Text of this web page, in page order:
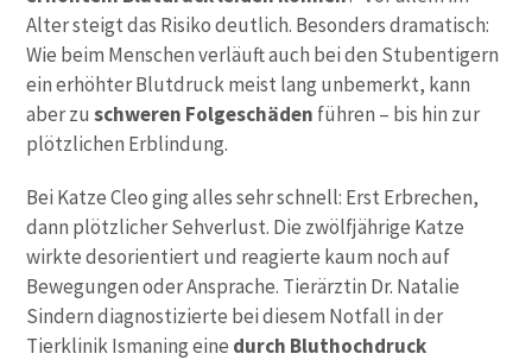
Alter steigt das Risiko deutlich. Besonders dramatisch:
Wie beim Menschen verläuft auch bei den Stubentigern
ein erhöhter Blutdruck meist lang unbemerkt, kann
aber zuschweren Folgeschäden führen – bis hin zur
plötzlichen Erblindung.
Bei Katze Cleo ging alles sehr schnell: Erst Erbrechen,
dann plötzlicher Sehverlust. Die zwölfjährige Katze
wirkte desorientiert und reagierte kaum noch auf
Bewegungen oder Ansprache. Tierärztin Dr. Natalie
Sindern diagnostizierte bei diesem Notfall in der
Tierklinik Ismaning eine durch Bluthochdruck